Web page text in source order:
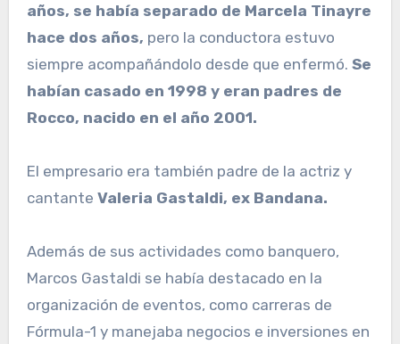
años, se había separado de Marcela Tinayre
hace dos años, pero la conductora estuvo
siempre acompañándolo desde que enfermó. Se
habían casado en 1998 y eran padres de
Rocco, nacido en el año 2001.
El empresario era también padre de la actriz y
cantante Valeria Gastaldi, ex Bandana.
Además de sus actividades como banquero,
Marcos Gastaldi se había destacado en la
organización de eventos, como carreras de
Fórmula-1 y manejaba negocios e inversiones en